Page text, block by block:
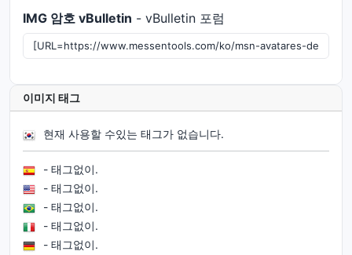
IMG 암호 vBulletin - vBulletin 포럼
이미지 태그
현재 사용할 수있는 태그가 없습니다.
- 태그없이.
- 태그없이.
- 태그없이.
- 태그없이.
- 태그없이.